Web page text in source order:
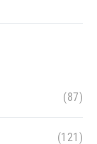
(87)
(121)